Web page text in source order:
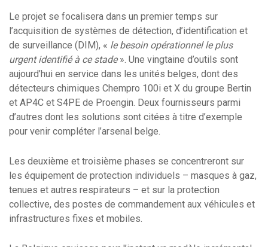
Le projet se focalisera dans un premier temps sur
l’acquisition de systèmes de détection, d’identification et
de surveillance (DIM), « le besoin opérationnel le plus
urgent identifié à ce stade». Une vingtaine d’outils sont
aujourd’hui en service dans les unités belges, dont des
détecteurs chimiques Chempro 100i et X du groupe Bertin
et AP4C et S4PE de Proengin. Deux fournisseurs parmi
d’autres dont les solutions sont citées à titre d’exemple
pour venir compléter l’arsenal belge.
Les deuxième et troisième phases se concentreront sur
les équipement de protection individuels – masques à gaz,
tenues et autres respirateurs – et sur la protection
collective, des postes de commandement aux véhicules et
infrastructures fixes et mobiles.